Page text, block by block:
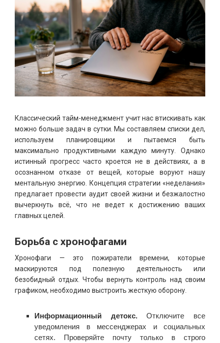
Классический тайм-менеджмент учит нас втискивать как
можно больше задач в сутки. Мы составляем списки дел,
используем планировщики и пытаемся быть
максимально продуктивными каждую минуту. Однако
истинный прогресс часто кроется не в действиях, а в
осознанном отказе от вещей, которые воруют нашу
ментальную энергию. Концепция стратегии «неделания»
предлагает провести аудит своей жизни и безжалостно
вычеркнуть всё, что не ведет к достижению ваших
главных целей.
Борьба с хронофагами
Хронофаги — это пожиратели времени, которые
маскируются под полезную деятельность или
безобидный отдых. Чтобы вернуть контроль над своим
графиком, необходимо выстроить жесткую оборону.
Информационный детокс.Отключите все
уведомления в мессенджерах и социальных
сетях. Проверяйте почту только в строго